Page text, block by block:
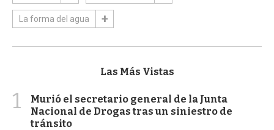
La forma del agua
Las Más Vistas
1
Murió el secretario general de la Junta
Nacional de Drogas tras un siniestro de
tránsito